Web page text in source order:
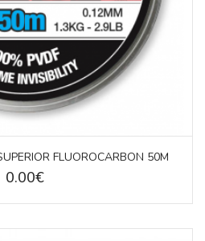
FLUOROCARBON 50M
0.00€